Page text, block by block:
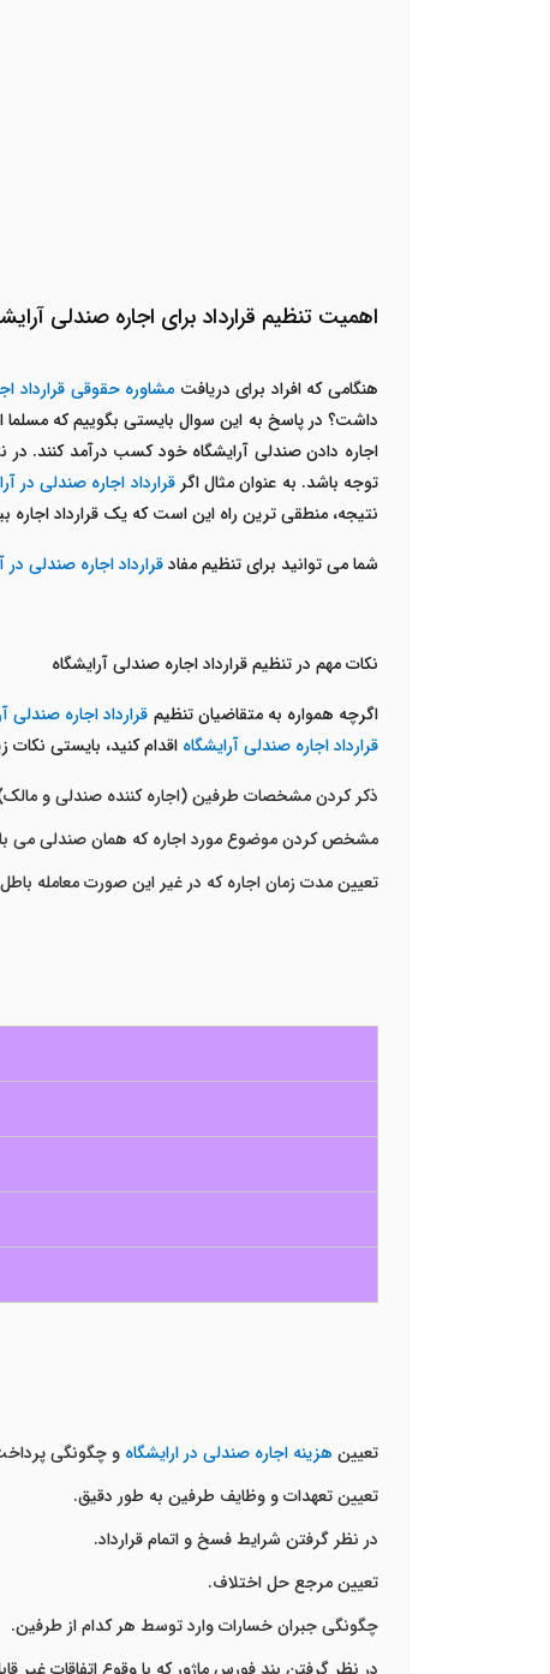
اهمیت تنظیم قرارداد برای اجاره صندلی
هنگامی که افراد برای دریافت مشاوره حقوقی قرارداد
داشت؟ در پاسخ به این سوال بایستی بگوییم که
اجاره دادن صندلی آرایشگاه خود کسب درآمد کنند. در
توجه باشد. به عنوان مثال اگرقرارداد اجاره صندلی در
نتیجه، منطقی ترین راه این است که یک قرارداد اجاره
شما می توانید برای تنظیم مفادقرارداد اجاره صندلی در
نکات مهم در تنظیم قرارداد اجاره صندلی آرایشگاه
اگرچه همواره به متقاضیان تنظیم قرارداد اجاره صندلی
قرارداد اجاره صندلی آرایشگاه اقدام کنید، بایستی نکات
ذکر کردن مشخصات طرفین (اجاره کننده صندلی و
مشخص کردن موضوع مورد اجاره که همان صندلی می
تعیین مدت زمان اجاره که در غیر این صورت معامله
تعیین هزینه اجاره صندلی در ارایشگاه و چگونگی
تعیین تعهدات و وظایف طرفین به طور دقیق.
در نظر گرفتن شرایط فسخ و اتمام قرارداد.
تعیین مرجع حل اختلاف.
چگونگی جبران خسارات وارد توسط هر کدام از طرفین.